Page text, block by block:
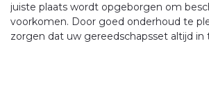
juiste plaats wordt opgeborgen om
voorkomen. Door goed onderhoud te
zorgen dat uw gereedschapsset altijd in